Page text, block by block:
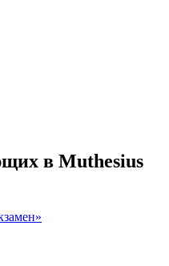
в Muthesius